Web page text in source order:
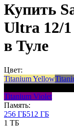
Купить
Ultra 12/
в Туле
Цвет:
Titanium Yellow
Titanium Violet
Память:
256 ГБ512 ГБ
1 ТБ